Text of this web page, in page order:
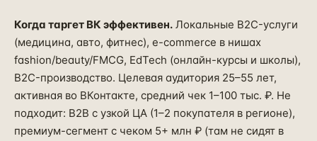
Когда таргет ВК эффективен. Локальные B2C-услуги
(медицина, авто, фитнес), e-commerce в нишах
fashion/beauty/FMCG, EdTech (онлайн-курсы и школы),
B2C-производство. Целевая аудитория 25–55 лет,
активная во ВКонтакте, средний чек 1–100 тыс. ₽. Не
подходит: B2B с узкой ЦА (1–2 покупателя в регионе),
премиум-сегмент с чеком 5+ млн ₽ (там не сидят в